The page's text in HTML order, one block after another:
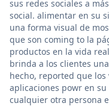
sus redes sociales a
social. alimentar en su
una forma visual de
que son coming to la
productos en la vida
brinda a los clientes
hecho, reported que
aplicaciones powr en
cualquier otra persona